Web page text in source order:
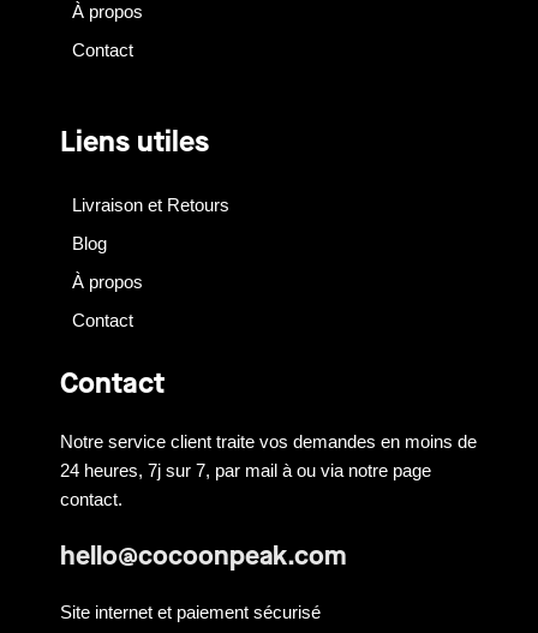
À propos
Contact
Liens utiles
Livraison et Retours
Blog
À propos
Contact
Contact
Notre service client traite vos demandes en moins de
24 heures, 7j sur 7, par mail à ou via notre page
contact.
hello@cocoonpeak.com
Site internet et paiement sécurisé